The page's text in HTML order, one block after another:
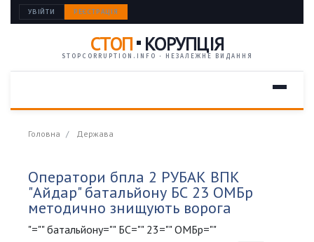
УВІЙТИ РЕЄСТРАЦІЯ
СТОП КОРУПЦІЯ
STOPCORRUPTION.INFO · НЕЗАЛЕЖНЕ ВИДАННЯ
Головна Держава
Оператори бпла 2 РУБАК ВПК
"Айдар" батальйону БС 23 ОМБр
методично знищують ворога
"="" батальйону="" БС="" 23="" ОМБр=""